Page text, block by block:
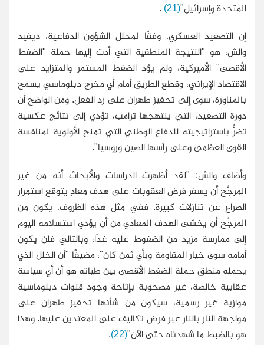
المتحدة وإسرائيل"(21)
.
إن التصعيد العسكري، وفقًا لمحلل الشؤون الدفاعية، ديفيد
والش، هو "النتيجة المنطقية التي أدت إليها حملة "الضغط
الأقصى" الأميركية، ولم يؤد الضغط المستمر والمتزايد على
الاقتصاد الإيراني، وقطع الطريق أمام أي مخرج دبلوماسي يسمح
بالمناورة، سوى إلى تحفيز طهران على رد الفعل. ومن الواضح أن
دورة التصعيد، التي ينتهجها ترامب، تؤدي إلى نتائج عكسية
تضرُّ باستراتيجيته للدفاع الوطني التي تمنح الأولوية لمنافسة
القوى العظمى وعلى رأسها الصين وروسيا".
وأضاف والش: "لقد أظهرت الدراسات والأبحاث أنه من غير
المرجَّح أن يسفر فرض العقوبات على هدف معادٍ يتوقع استمرار
الصراع عن تنازلات كبيرة. ففي مثل هذه الظروف، يكون من
المرجَّح أن يخشى الهدف المعادي من أن يؤدي استسلامه اليوم
إلى ممارسة مزيد من الضغوط عليه غدًا، وبالتالي فلن يكون
أمامه سوى خيار المقاومة وبأي ثمن كان"، مضيفًا "أن الخلل الذي
يحمله منطق حملة الضغط الأقصى بين طياته هو أن أي سياسة
عقابية خالصة، غير مصحوبة بإتاحة وجود قنوات دبلوماسية
موازية غير رسمية، سيكون من شأنها تحفيز طهران على
مواجهة النار بالنار عبر فرض تكاليف على المعتدين عليها. وهذا
هو بالضبط ما شهدناه حتى الآن"(22)
.